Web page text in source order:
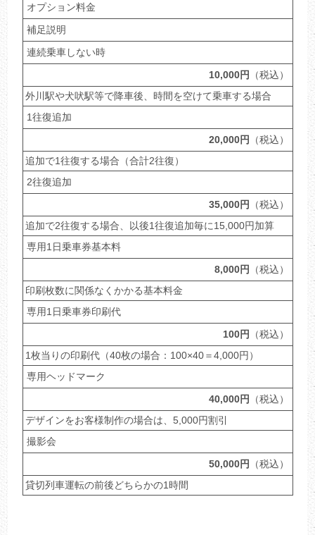
オプション料金
補足説明
連続乗車しない時
10,000円 （税込）
外川駅や犬吠駅等で降車後、時間を空けて乗車する場合
1往復追加
20,000円 （税込）
追加で1往復する場合（合計2往復）
2往復追加
35,000円 （税込）
追加で2往復する場合、以後1往復追加毎に15,000円加算
専用1日乗車券基本料
8,000円 （税込）
印刷枚数に関係なくかかる基本料金
専用1日乗車券印刷代
100円 （税込）
1枚当りの印刷代（40枚の場合：100×40＝4,000円）
専用ヘッドマーク
40,000円 （税込）
デザインをお客様制作の場合は、5,000円割引
撮影会
50,000円 （税込）
貸切列車運転の前後どちらかの1時間